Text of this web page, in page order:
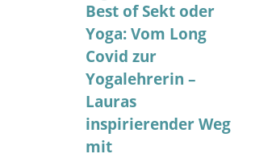
Best of Sekt oder
Yoga: Vom Long
Covid zur
Yogalehrerin –
Lauras
inspirierender Weg
mit